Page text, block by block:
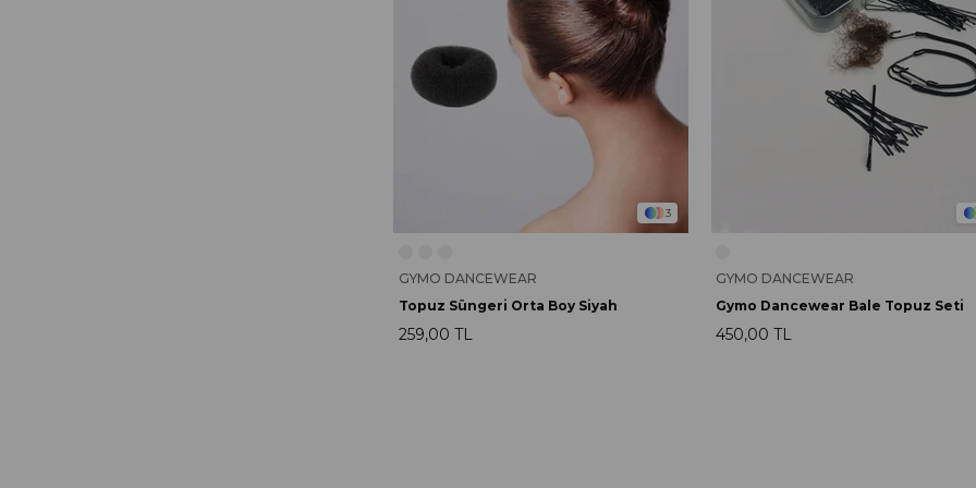
3
GYMO DANCEWEAR
Topuz Süngeri Orta Boy Siyah
259,00 TL
GYMO DANCEWEAR
Gymo Dancewear Bale Topuz Seti
450,00 TL